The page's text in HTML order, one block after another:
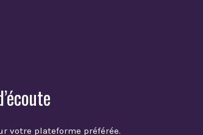
votre plateforme préférée.